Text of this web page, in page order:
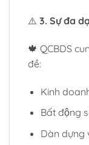
⚠️ 3. Sự đa
🍁 QCBDS
đề:
Kinh
Bất động
Dàn dựng